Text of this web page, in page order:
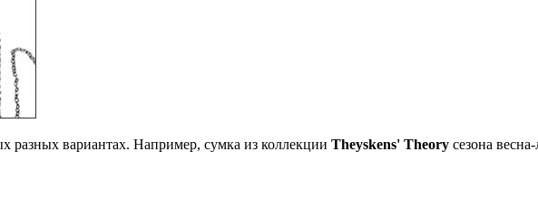
разных вариантах. Например, сумка из коллекции Theyskens' Theory сезона